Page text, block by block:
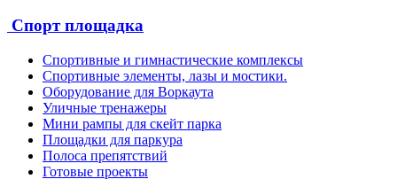
Спорт площадка
Спортивные и гимнастические комплексы
Спортивные элементы, лазы и мостики.
Оборудование для Воркаута
Уличные тренажеры
Мини рампы для скейт парка
Площадки для паркура
Полоса препятствий
Готовые проекты